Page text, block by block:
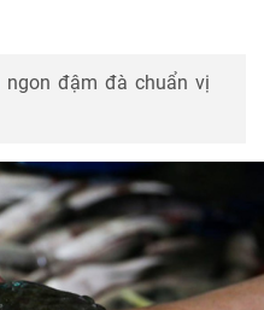
ngon đậm đà chuẩn vị